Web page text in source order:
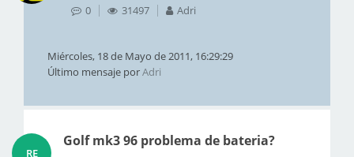
0 31497 Adri
Miércoles, 18 de Mayo de 2011, 16:29:29
Último mensaje porAdri
RE
Golf mk3 96 problema de bateria?